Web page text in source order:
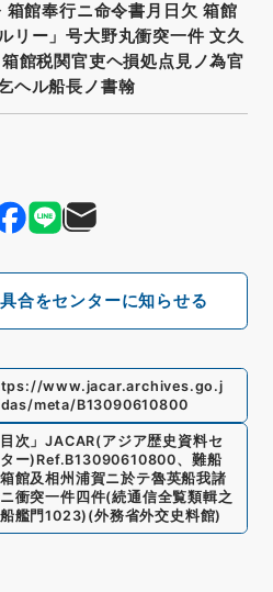
合をセンターに知らせる
館奉行ニ命令書月日欠 箱館
リー」号大野丸衝突一件 文久
館税関官吏ヘ損処点見ノ為官
ヘル船長ノ書翰
www.jacar.archives.go.j
meta/B13090610800
目次 」JACAR(アジア歴史資料セ
ー) Ref.B13090610800、 難船
館及相州浦賀ニ於テ魯英船我諸
衝突一件四件(続通信全覧類輯之
艦門1023) (外務省外交史料館)